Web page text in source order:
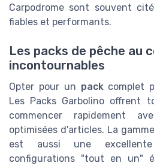
Carpodrome sont souvent
fiables et performants.
Les packs de pêche au
incontournables
Opter pour un packcomplet
Les Packs Garbolino offrent
commencer rapidement
optimisées d'articles. La
est aussi une
configurations "tout en un"